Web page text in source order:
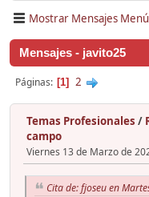
Mostrar Mensajes Menú
Mensajes - javito25
Páginas 1 2
Temas Profesionales /
campo
Viernes 13 de Marzo de
Cita de: fjoseu en